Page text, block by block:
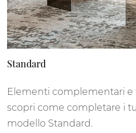
Standard
Elementi complementari e
scopri come completare i
modello Standard.